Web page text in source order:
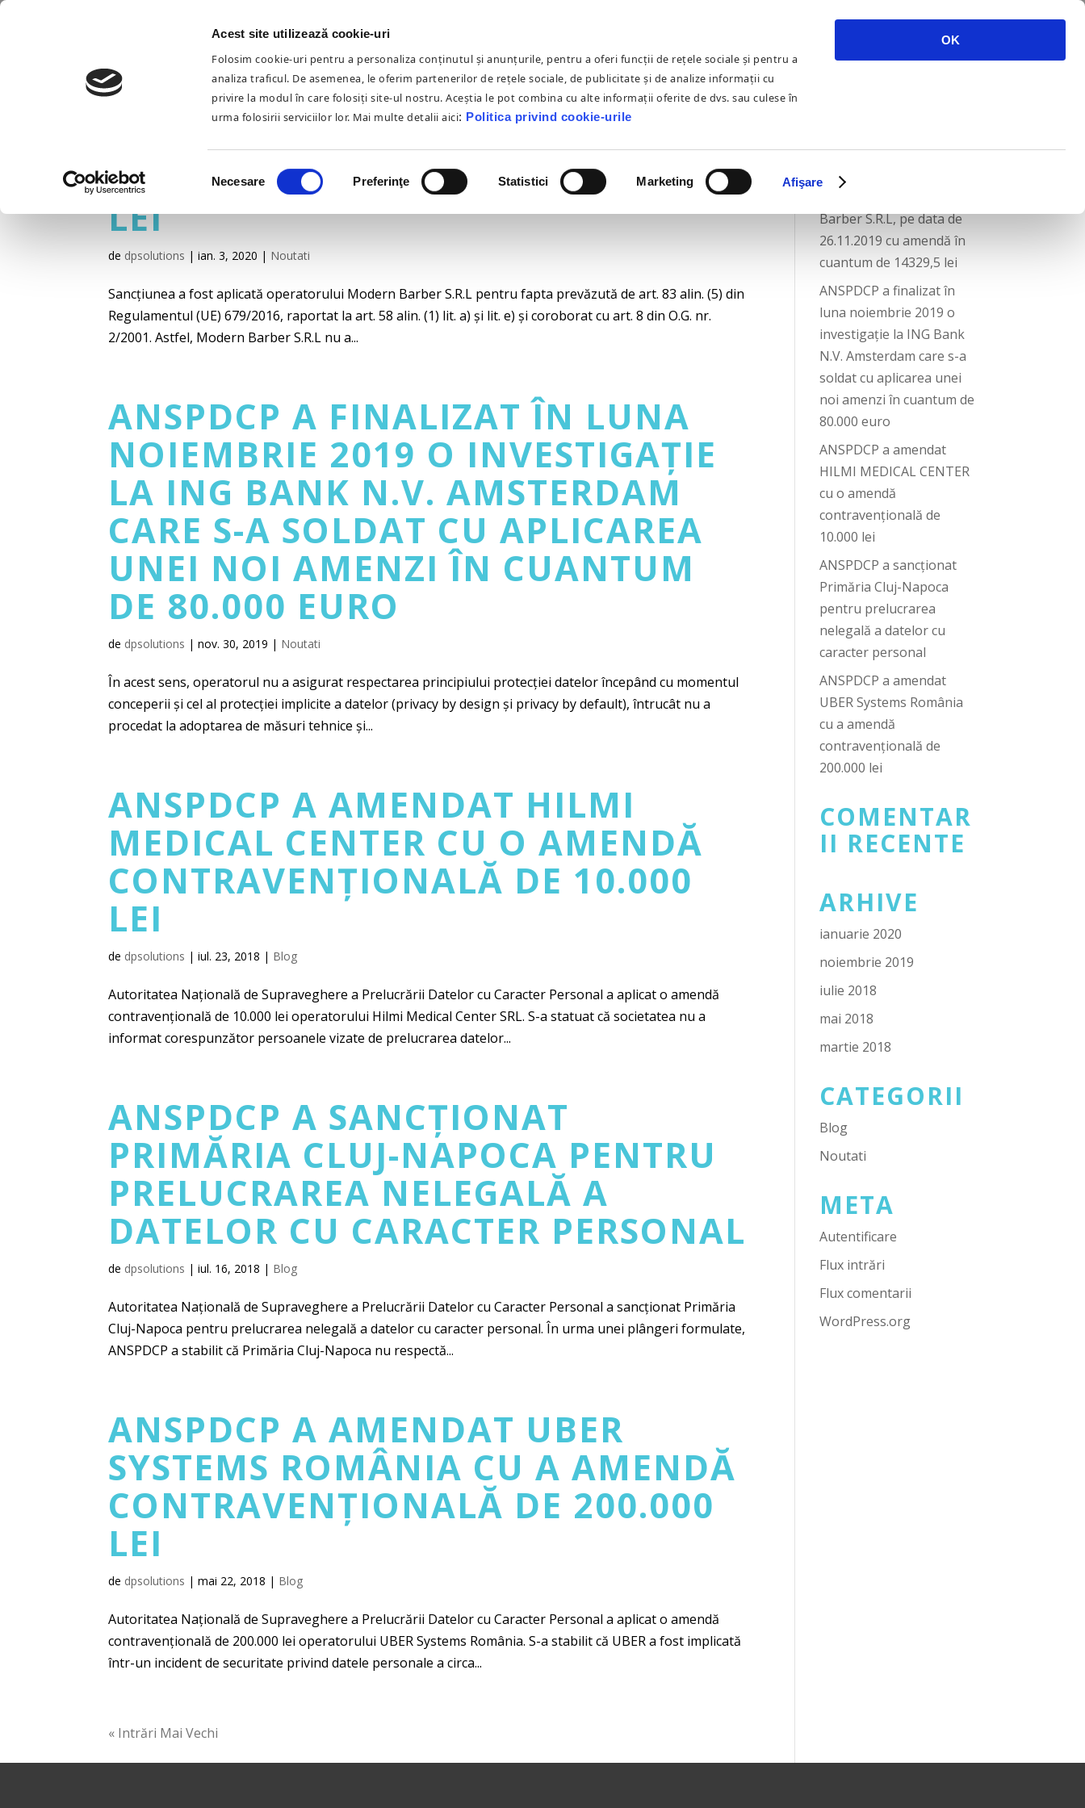
Acest site utilizează cookie-uri
Folosim cookie-uri pentru a personaliza conținutul și anunțurile, pentru a oferi funcții de rețele sociale și pentru a
analiza traficul. De asemenea, le oferim partenerilor de rețele sociale, de publicitate și de analize informații cu
privire la modul în care folosiți site-ul nostru. Aceștia le pot combina cu alte informații oferite de dvs. sau culese în
urma folosirii serviciilor lor. Mai multe detalii aici: Politica privind cookie-urile
consimțământului
Necesare Preferinţe Statistici Marketing Afişare
OK
ANSPDCP A SANCȚIONAT
OPERATORULUI MODERN BARBER
S.R.L, PE DATA DE 26.11.2019 CU
AMENDĂ ÎN CUANTUM DE 14329,5
LEI
de dpsolutions |ian. 3, 2020 | Noutati
Sancțiunea a fost aplicată operatorului Modern Barber S.R.L pentru fapta prevăzută de art. 83 alin. (5) din
Regulamentul (UE) 679/2016, raportat la art. 58 alin. (1) lit. a) și lit. e) și coroborat cu art. 8 din O.G. nr.
2/2001. Astfel, Modern Barber S.R.L nu a...
ANSPDCP A FINALIZAT ÎN LUNA
NOIEMBRIE 2019 O INVESTIGAȚIE
LA ING BANK N.V. AMSTERDAM
CARE S-A SOLDAT CU APLICAREA
UNEI NOI AMENZI ÎN CUANTUM
DE 80.000 EURO
de dpsolutions |nov. 30, 2019 | Noutati
În acest sens, operatorul nu a asigurat respectarea principiului protecției datelor începând cu momentul
conceperii și cel al protecției implicite a datelor (privacy by design și privacy by default), întrucât nu a
procedat la adoptarea de măsuri tehnice și...
ANSPDCP A AMENDAT HILMI
MEDICAL CENTER CU O AMENDĂ
CONTRAVENȚIONALĂ DE 10.000
LEI
de dpsolutions |iul. 23, 2018 | Blog
Autoritatea Națională de Supraveghere a Prelucrării Datelor cu Caracter Personal a aplicat o amendă
contravențională de 10.000 lei operatorului Hilmi Medical Center SRL. S-a statuat că societatea nu a
informat corespunzător persoanele vizate de prelucrarea datelor...
ANSPDCP A SANCȚIONAT
PRIMĂRIA CLUJ-NAPOCA PENTRU
PRELUCRAREA NELEGALĂ A
DATELOR CU CARACTER PERSONAL
de dpsolutions |iul. 16, 2018 | Blog
Autoritatea Națională de Supraveghere a Prelucrării Datelor cu Caracter Personal a sancționat Primăria
Cluj-Napoca pentru prelucrarea nelegală a datelor cu caracter personal. În urma unei plângeri formulate,
ANSPDCP a stabilit că Primăria Cluj-Napoca nu respectă...
ANSPDCP A AMENDAT UBER
SYSTEMS ROMÂNIA CU A AMENDĂ
CONTRAVENȚIONALĂ DE 200.000
LEI
de dpsolutions |mai 22, 2018 | Blog
Autoritatea Națională de Supraveghere a Prelucrării Datelor cu Caracter Personal a aplicat o amendă
contravențională de 200.000 lei operatorului UBER Systems România. S-a stabilit că UBER a fost implicată
într-un incident de securitate privind datele personale a circa...
« Intrări Mai Vechi
RECENTE
ANSPDCP a sancționat
Barber S.R.L, pe data de
26.11.2019 cu amendă în
cuantum de 14329,5 lei
ANSPDCP a finalizat în
luna noiembrie 2019 o
investigație la ING Bank
N.V. Amsterdam care s-a
soldat cu aplicarea unei
noi amenzi în cuantum de
80.000 euro
ANSPDCP a amendat
HILMI MEDICAL CENTER
cu o amendă
contravențională de
10.000 lei
ANSPDCP a sancționat
Primăria Cluj-Napoca
pentru prelucrarea
nelegală a datelor cu
caracter personal
ANSPDCP a amendat
UBER Systems România
cu a amendă
contravențională de
200.000 lei
COMENTAR
II RECENTE
ARHIVE
ianuarie 2020
noiembrie 2019
iulie 2018
mai 2018
martie 2018
CATEGORII
Blog
Noutati
META
Autentificare
Flux intrări
Flux comentarii
WordPress.org